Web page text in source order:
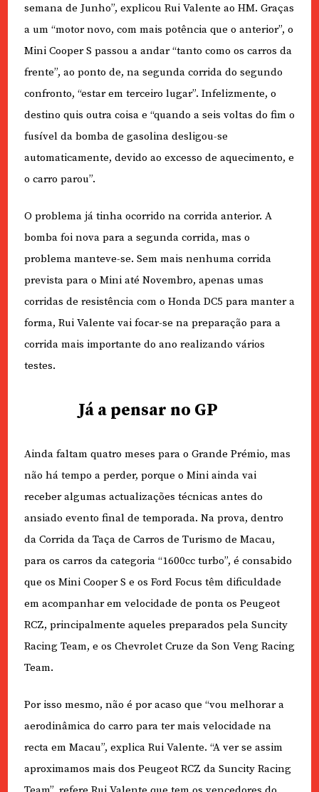
semana de Junho”, explicou Rui Valente ao HM. Graças
a um “motor novo, com mais potência que o anterior”, o
Mini Cooper S passou a andar “tanto como os carros da
frente”, ao ponto de, na segunda corrida do segundo
confronto, “estar em terceiro lugar”. Infelizmente, o
destino quis outra coisa e “quando a seis voltas do fim o
fusível da bomba de gasolina desligou-se
automaticamente, devido ao excesso de aquecimento, e
o carro parou”.
O problema já tinha ocorrido na corrida anterior. A
bomba foi nova para a segunda corrida, mas o
problema manteve-se. Sem mais nenhuma corrida
prevista para o Mini até Novembro, apenas umas
corridas de resistência com o Honda DC5 para manter a
forma, Rui Valente vai focar-se na preparação para a
corrida mais importante do ano realizando vários
testes.
Já a pensar no GP
Ainda faltam quatro meses para o Grande Prémio, mas
não há tempo a perder, porque o Mini ainda vai
receber algumas actualizações técnicas antes do
ansiado evento final de temporada. Na prova, dentro
da Corrida da Taça de Carros de Turismo de Macau,
para os carros da categoria “1600cc turbo”, é consabido
que os Mini Cooper S e os Ford Focus têm dificuldade
em acompanhar em velocidade de ponta os Peugeot
RCZ, principalmente aqueles preparados pela Suncity
Racing Team, e os Chevrolet Cruze da Son Veng Racing
Team.
Por isso mesmo, não é por acaso que “vou melhorar a
aerodinâmica do carro para ter mais velocidade na
recta em Macau”, explica Rui Valente. “A ver se assim
aproximamos mais dos Peugeot RCZ da Suncity Racing